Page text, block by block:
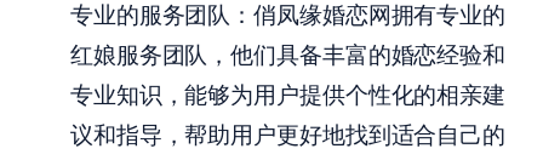
专业的服务团队：俏凤缘婚恋网拥有专业的
红娘服务团队，他们具备丰富的婚恋经验和
专业知识，能够为用户提供个性化的相亲建
议和指导，帮助用户更好地找到适合自己的